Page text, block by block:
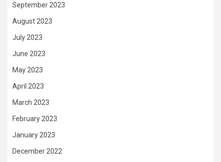
September 2023
August 2023
July 2023
June 2023
May 2023
April 2023
March 2023
February 2023
January 2023
December 2022